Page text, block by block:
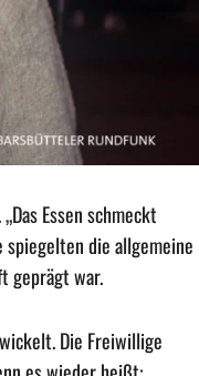
Essen schmeckt
spiegelten die allgemeine
geprägt war.
Die Freiwillige